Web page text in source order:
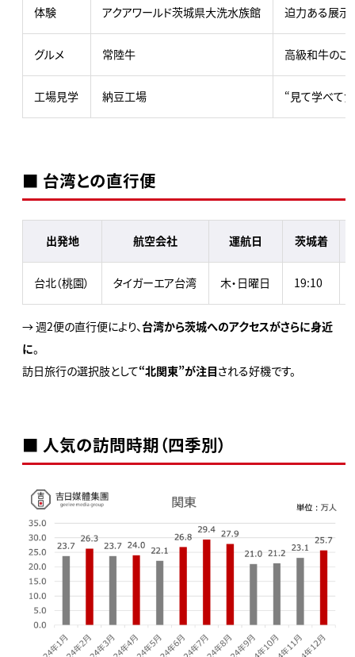
体験 アクアワールド茨城県大洗水族館 迫力ある展示
グルメ 常陸牛 高級和牛のご
工場見学 納豆工場 “見て学べて
■ 台湾との直行便
出発地 航空会社 運航日 茨城着
台北（桃園） タイガーエア台湾 木・日曜日 19:10
→ 週2便の直行便により、台湾から茨城へのアクセスがさらに身近
に。
訪日旅行の選択肢として“北関東”が注目される好機です。
■ 人気の訪問時期（四季別）